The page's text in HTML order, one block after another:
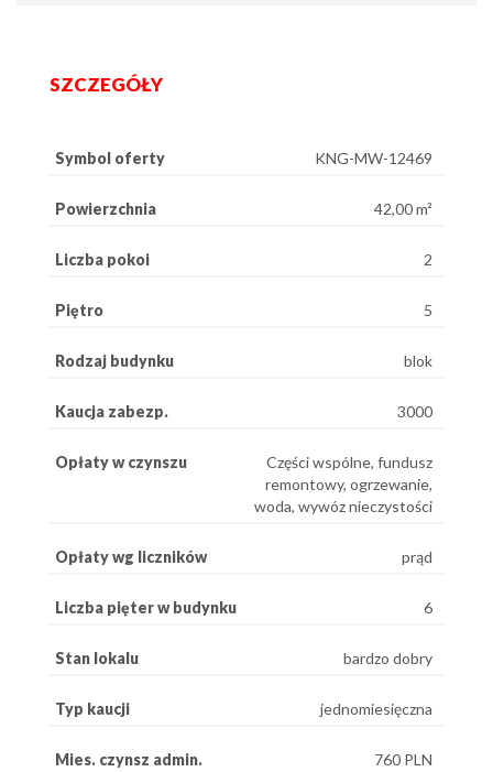
SZCZEGÓŁY
Symbol oferty KNG-MW-12469
Powierzchnia 42,00 m²
Liczba pokoi 2
Piętro 5
Rodzaj budynku blok
Kaucja zabezp. 3000
Opłaty w czynszu
Części wspólne, fundusz
remontowy, ogrzewanie,
woda, wywóz nieczystości
Opłaty wg liczników prąd
Liczba pięter w budynku 6
Stan lokalu bardzo dobry
Typ kaucji jednomiesięczna
Mies. czynsz admin. 760 PLN